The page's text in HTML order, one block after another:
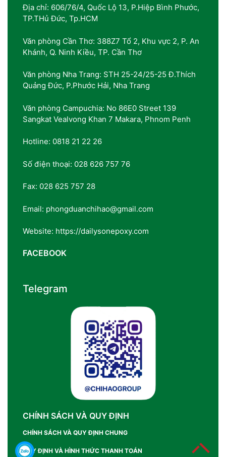
Địa chỉ: 606/76/4, Quốc Lộ 13, P.Hiệp Bình Phước,
TP.THủ Đức, Tp.HCM
Văn phòng Cần Thơ: 388Z7 Tổ 2, Khu vực 2, P. An
Khánh, Q. Ninh Kiều, TP. Cần Thơ
Văn phòng Nha Trang: STH 25-24/25-25 Đ.Thích
Quảng Đức, P.Phước Hải, Nha Trang
Văn phòng Campuchia: No 86E0 Street 139
Sangkat Vealvong Khan 7 Makara, Phnom Penh
Hotline: 0818 21 22 26
Số điện thoại: 028 626 757 76
Fax: 028 625 757 28
Email: phongduanchihao@gmail.com
Website: https://dailysonepoxy.com
FACEBOOK
Telegram
CHÍNH SÁCH VÀ QUY ĐỊNH
CHÍNH SÁCH VÀ QUY ĐỊNH CHUNG
QUY ĐỊNH VÀ HÌNH THỨC THANH TOÁN